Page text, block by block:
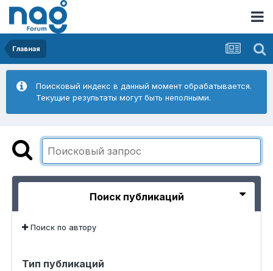
Главная
Поисковый индекс в данный момент обрабатывается.
Текущие результаты могут быть неполными.
Поиск публикаций
Поиск по автору
Тип публикаций